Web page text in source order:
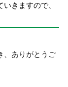
きますので、
、ありがとうご